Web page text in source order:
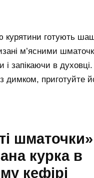
курятини готують
м’ясними
і запікаючи в
димком, приготуйте
курка в
кефірі